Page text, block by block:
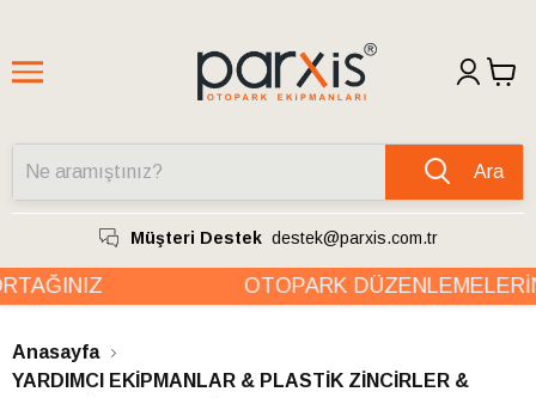
Ara
Müşteri Destek destek@parxis.com.tr
OTOPARK
Anasayfa
YARDIMCI EKİPMANLAR & PLASTİK ZİNCİRLER &